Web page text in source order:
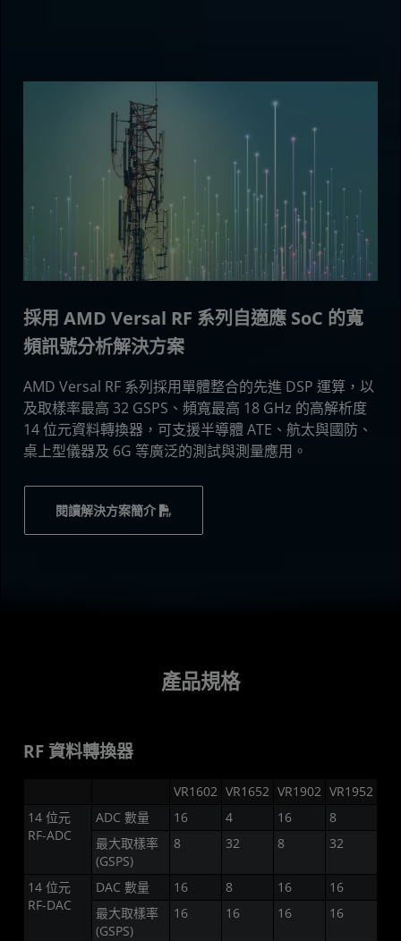
採用 AMD Versal RF 系列自適應 SoC 的寬
頻訊號分析解決方案
AMD Versal RF 系列採用單體整合的先進 DSP 運算，以
及取樣率最高 32 GSPS、頻寬最高 18 GHz 的高解析度
14 位元資料轉換器，可支援半導體 ATE、航太與國防、
桌上型儀器及 6G 等廣泛的測試與測量應用。
閱讀解決方案簡介
產品規格
RF 資料轉換器
VR1602 VR1652 VR1902 VR1952
14 位元
RF-ADC
ADC 數量 16 4 16
8
最大取樣率
(GSPS)
8 32 8 32
14 位元
RF-DAC
DAC 數量 16 8 16
16
最大取樣率
(GSPS)
16 16 16 16